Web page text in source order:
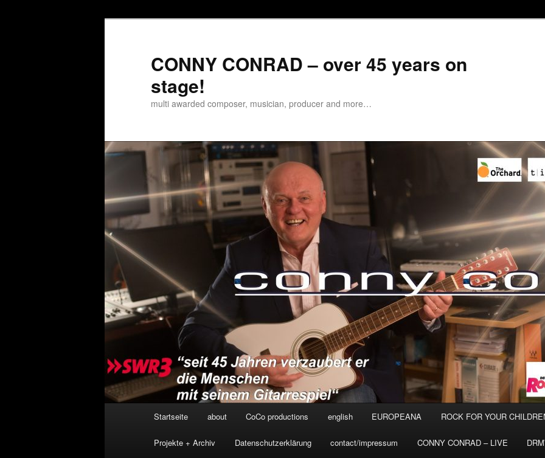
CONNY CONRAD – over 45 years on
stage!
multi awarded composer, musician, producer and more…
Startseite about CoCo productions english EUROPEANA ROCK FOR YOUR
Projekte + Archiv Datenschutzerklärung contact/impressum CONNY CONRAD – LIVE